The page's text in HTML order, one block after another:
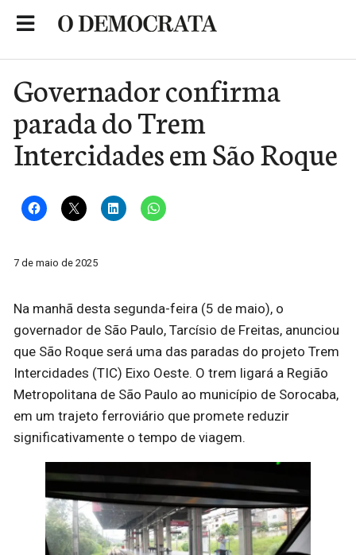
Governador confirma
parada do Trem
Intercidades em São Roque
7 de maio de 2025
Na manhã desta segunda-feira (5 de maio), o
governador de São Paulo, Tarcísio de Freitas, anunciou
que São Roque será uma das paradas do projeto Trem
Intercidades (TIC) Eixo Oeste. O trem ligará a Região
Metropolitana de São Paulo ao município de Sorocaba,
em um trajeto ferroviário que promete reduzir
significativamente o tempo de viagem.